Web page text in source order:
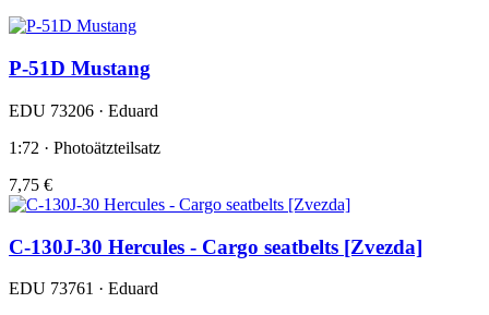
P-51D Mustang
EDU 73206 · Eduard
1:72 · Photoätzteilsatz
7,75 €
C-130J-30 Hercules - Cargo seatbelts [Zvezda]
EDU 73761 · Eduard